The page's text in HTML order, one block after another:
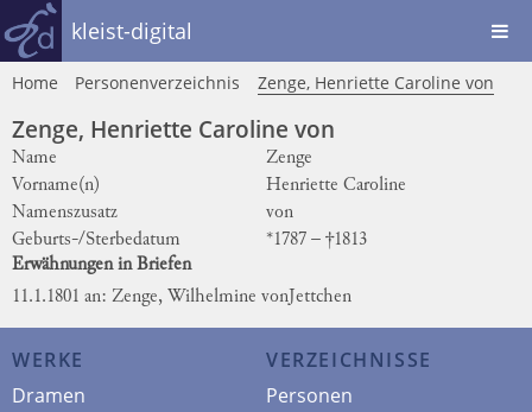
kleist-digital
Home Personenverzeichnis Zenge, Henriette Caroline von
Zenge, Henriette Caroline von
Name
Zenge
Vorname(n)
Henriette Caroline
Namenszusatz
von
Geburts-/Sterbedatum
*1787 – †1813
Erwähnungen in Briefen
11.1.1801 an: Zenge, Wilhelmine vonJettchen
WERKE
Dramen
VERZEICHNISSE
Personen